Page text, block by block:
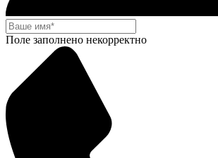
Поле заполнено некорректно